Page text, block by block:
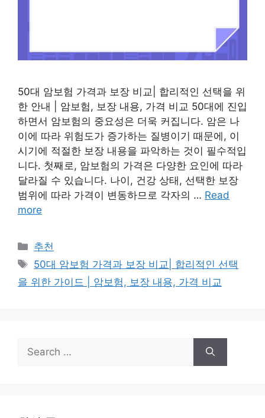
50대 암보험 가격과 보장 비교| 합리적인 선택을 위
한 안내 | 암보험, 보장 내용, 가격 비교 50대에 진입
하면서 암보험의 중요성은 더욱 커집니다. 암은 나
이에 따라 위험도가 증가하는 질병이기 때문에, 이
시기에 적절한 보장 내용을 파악하는 것이 필수적입
니다. 첫째로, 암보험의 가격은 다양한 요인에 따라
달라질 수 있습니다. 나이, 건강 상태, 선택한 보장
범위에 따라 가격이 변동하므로 각자의 … Read
more
Categories
추천
Tags
50대 암보험 가격과 보장 비교| 합리적인 선택
을 위한 가이드 | 암보험, 보장 내용, 가격 비교
for: